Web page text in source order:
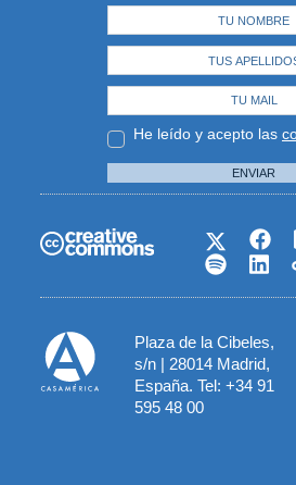
He leído y acepto las
ENVIAR
Plaza de la Cibeles,
s/n | 28014 Madrid,
España. Tel: +34 91
595 48 00